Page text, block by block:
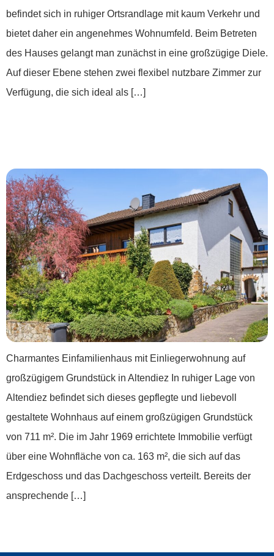
befindet sich in ruhiger Ortsrandlage mit kaum Verkehr und
bietet daher ein angenehmes Wohnumfeld. Beim Betreten
des Hauses gelangt man zunächst in eine großzügige Diele.
Auf dieser Ebene stehen zwei flexibel nutzbare Zimmer zur
Verfügung, die sich ideal als […]
Charmantes Einfamilienhaus mit Einliegerwohnung auf
großzügigem Grundstück in Altendiez In ruhiger Lage von
Altendiez befindet sich dieses gepflegte und liebevoll
gestaltete Wohnhaus auf einem großzügigen Grundstück
von 711 m². Die im Jahr 1969 errichtete Immobilie verfügt
über eine Wohnfläche von ca. 163 m², die sich auf das
Erdgeschoss und das Dachgeschoss verteilt. Bereits der
ansprechende […]